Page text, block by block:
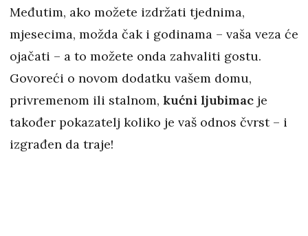
Međutim, ako možete izdržati tjednima,
mjesecima, možda čak i godinama – vaša veza će
ojačati – a to možete onda zahvaliti gostu.
Govoreći o novom dodatku vašem domu,
privremenom ili stalnom, kućni ljubimac je
također pokazatelj koliko je vaš odnos čvrst – i
izgrađen da traje!